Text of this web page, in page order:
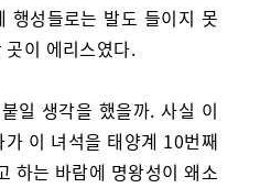
행성들로는 발도 들이지 못
이 에리스였다.
일 생각을 했을까. 사실 이
이 녀석을 태양계 10번째
하는 바람에 명왕성이 왜소